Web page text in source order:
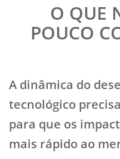
O QUE
POUCO
A dinâmica do
tecnológico
para que os
mais rápido ao